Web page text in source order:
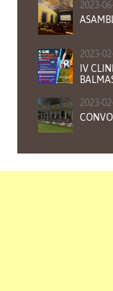
2023-
2023-
IV
2023-